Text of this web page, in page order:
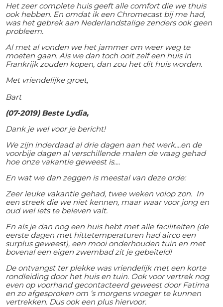
Het zeer complete huis geeft alle comfort die we thuis
ook hebben. En omdat ik een Chromecast bij me had,
was het gebrek aan Nederlandstalige zenders ook geen
probleem.
Al met al vonden we het jammer om weer weg te
moeten gaan. Als we dan toch ooit zelf een huis in
Frankrijk zouden kopen, dan zou het dit huis worden.
Met vriendelijke groet,
Bart
(07-2019) Beste Lydia,
Dank je wel voor je bericht!
We zijn inderdaad al drie dagen aan het werk....en de
voorbije dagen al verschillende malen de vraag gehad
hoe onze vakantie geweest is....
En wat we dan zeggen is meestal van deze orde:
Zeer leuke vakantie gehad, twee weken volop zon. In
een streek die we niet kennen, maar waar voor jong en
oud wel iets te beleven valt.
En als je dan nog een huis hebt met alle faciliteiten (de
eerste dagen met hittetemperaturen had airco een
surplus geweest), een mooi onderhouden tuin en met
bovenal een eigen zwembad zit je gebeiteld!
De ontvangst ter plekke was vriendelijk met een korte
rondleiding door het huis en tuin. Ook voor vertrek nog
even op voorhand gecontacteerd geweest door Fatima
en zo afgesproken om ‘s morgens vroeger te kunnen
vertrekken. Dus ook een plus hiervoor.